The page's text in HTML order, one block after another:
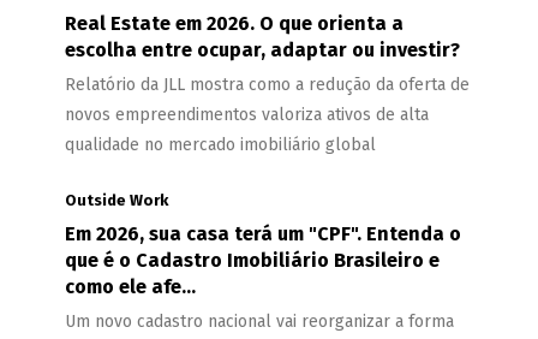
Real Estate em 2026. O que orienta a
escolha entre ocupar, adaptar ou investir?
Relatório da JLL mostra como a redução da oferta de
novos empreendimentos valoriza ativos de alta
qualidade no mercado imobiliário global
Outside Work
Em 2026, sua casa terá um "CPF". Entenda o
que é o Cadastro Imobiliário Brasileiro e
como ele afe...
Um novo cadastro nacional vai reorganizar a forma